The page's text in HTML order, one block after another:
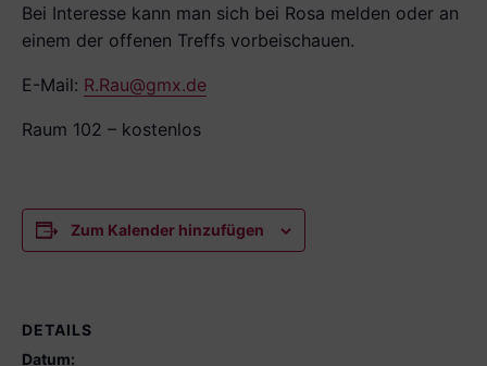
Bei Interesse kann man sich bei Rosa melden oder an
einem der offenen Treffs vorbeischauen.
E-Mail: R.Rau@gmx.de
Raum 102 – kostenlos
Zum Kalender hinzufügen
DETAILS
Datum: